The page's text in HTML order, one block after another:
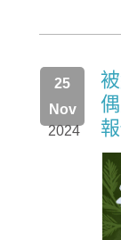
2024
25
Nov